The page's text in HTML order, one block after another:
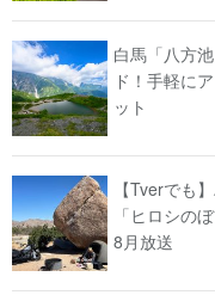
白馬「八方
ド！手軽に
ット
【Tverでも
「ヒロシの
8月放送